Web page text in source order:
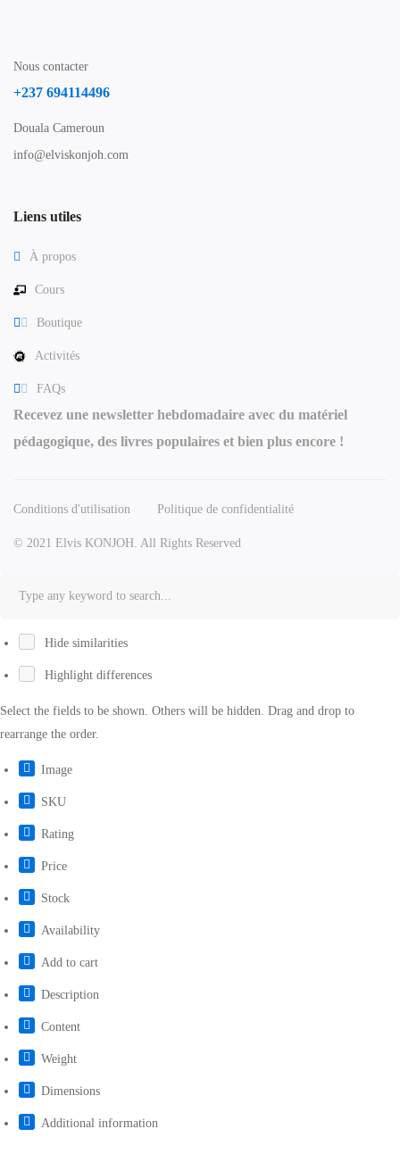
Nous contacter
+237 694114496
Douala Cameroun
info@elviskonjoh.com
Liens utiles
À propos
Cours
Boutique
Activités
FAQs
Recevez une newsletter hebdomadaire avec du matériel
pédagogique, des livres populaires et bien plus encore !
Conditions d'utilisation Politique de confidentialité
© 2021 Elvis KONJOH. All Rights Reserved
Hide similarities
Highlight differences
Select the fields to be shown. Others will be hidden. Drag and drop to
rearrange the order.
Image
SKU
Rating
Price
Stock
Availability
Add to cart
Description
Content
Weight
Dimensions
Additional information